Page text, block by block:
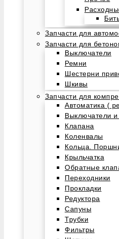
Запчасти для
Запчасти для
Выключатели
Ремни
Шестерни
Шкивы
Запчасти для
Автоматика (
Выключатели и
Клапана
Коленвалы
Кольца.
Крыльчатка
Обратные
Переходники
Прокладки
Редуктора
Сапуны
Трубки
Фильтры